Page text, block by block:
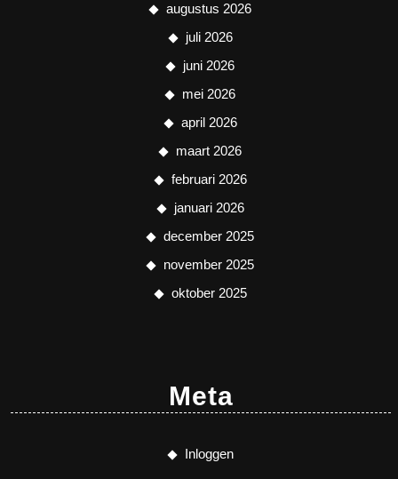
augustus 2026
juli 2026
juni 2026
mei 2026
april 2026
maart 2026
februari 2026
januari 2026
december 2025
november 2025
oktober 2025
Meta
Inloggen